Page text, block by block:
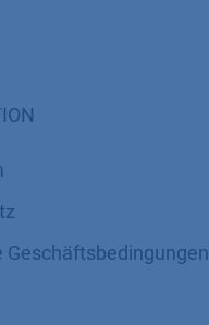
Geschäftsbedingungen